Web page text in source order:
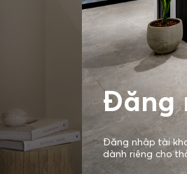
Đăng
Đăng nhập tài
dành riêng cho